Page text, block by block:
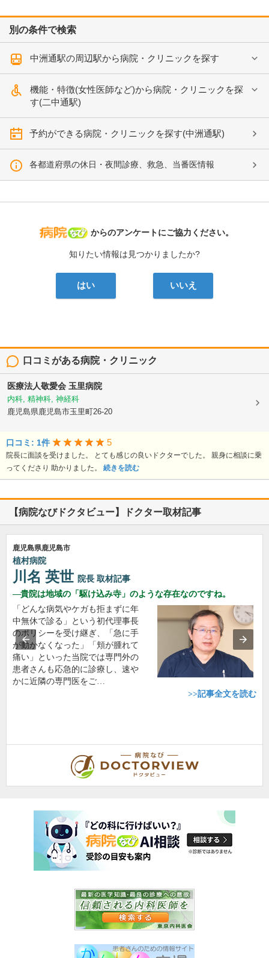
別の条件で検索
中洲通駅の周辺駅から病院・クリニックを探す
機能・特徴(女性医師など)から病院・クリニックを探
す(二中通駅)
予約ができる病院・クリニックを探す(中洲通駅)
各都道府県の休日・夜間診療、救急、当番医情報
病院なび
からのアンケートにご協力ください。
知りたい情報は見つかりましたか?
はい いいえ
口コミがある病院・クリニック
医療法人敬愛会 玉里病院
内科, 精神科, 神経科
鹿児島県鹿児島市玉里町26-20
口コミ: 1件 5
院長に面談を受けました。 とても感じの良いドクターでした。 親身に相談に乗
ってくださり 助かりました。 続きを読む
【病院なびドクタビュー】ドクター取材記事
鹿児島県鹿児島市
植村病院
川名 英世 院長 取材記事
貴院は地域の「駆け込み寺」のような存在なのですね。
「どんな病気やケガも拒まずに年
中無休で診る」という初代理事長
のポリシーを受け継ぎ、「急に手
が動かなくなった」「頬が腫れて
痛い」といった当院では専門外の
患者さんも応急的に診療し、速や
かに近隣の専門医をご…
>>記事全文を読む